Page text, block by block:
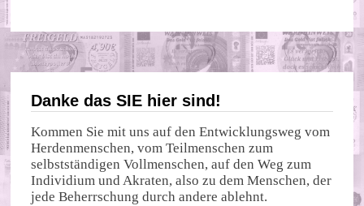
Danke das SIE hier sind!
Kommen Sie mit uns auf den Entwicklungsweg vom
Herdenmenschen, vom Teilmenschen zum
selbstständigen Vollmenschen, auf den Weg zum
Individium und Akraten, also zu dem Menschen, der
jede Beherrschung durch andere ablehnt.